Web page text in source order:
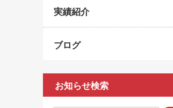
実績紹介
ブログ
お知らせ検索